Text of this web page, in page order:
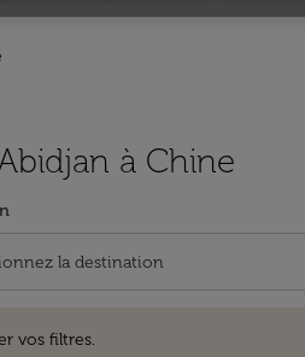
à Chine
vos filtres.